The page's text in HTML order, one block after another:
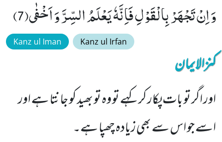
وَ اِنْ تَجْهَرْ بِالْقَوْلِ فَاِنَّهٗ یَعْلَمُ السِّرَّ وَ اَخْفٰى(7)
Kanz ul Iman Kanz ul Irfan
کنزالایمان
اور اگر تو بات پکار کر کہے تو وہ تو بھید کو جانتا ہے اور
اسے جو اس سے بھی زیادہ چھپا ہے۔